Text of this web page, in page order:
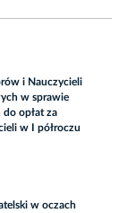
i Nauczycieli
w sprawie
opłat za
w I półroczu
w oczach